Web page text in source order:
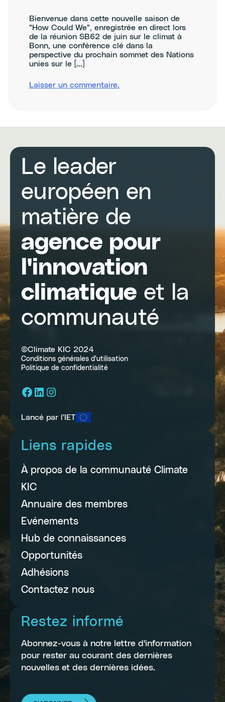
Bienvenue dans cette nouvelle saison de
"How Could We", enregistrée en direct lors
de la réunion SB62 de juin sur le climat à
Bonn, une conférence clé dans la
perspective du prochain sommet des Nations
unies sur le [...]
Laisser un commentairesur
climate
.
Le leader
européen en
matière de
agence pour
l'innovation
climatique et la
communauté
©Climate KIC 2024
Conditions générales d'utilisation
Politique de confidentialité
Facebook
LinkedIn
Instagram
Lancé par l'IET
Liens rapides
À propos de la communauté Climate
KIC
Annuaire des membres
Evénements
Hub de connaissances
Opportunités
Adhésions
Contactez nous
Restez informé
Abonnez-vous à notre lettre d'information
pour rester au courant des dernières
nouvelles et des dernières idées.